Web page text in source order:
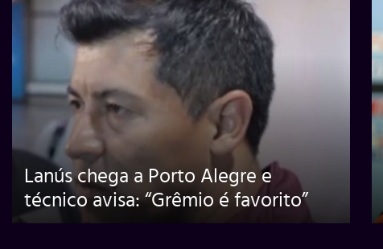
Lanús chega a Porto Alegre e
técnico avisa: “Grêmio é favorito”